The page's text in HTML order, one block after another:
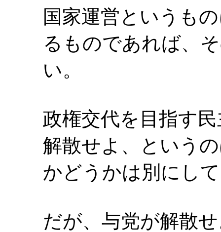
国家運営というも
るものであれば、
い。
政権交代を目指す
解散せよ、という
かどうかは別にし
だが、与党が解散